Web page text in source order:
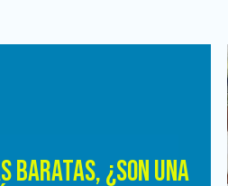
BARATAS, ¿SON UNA